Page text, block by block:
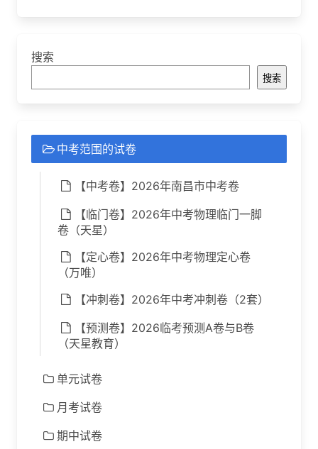
搜索
搜索
中考范围的试卷
【中考卷】2026年南昌市中考卷
【临门卷】2026年中考物理临门一脚
卷（天星）
【定心卷】2026年中考物理定心卷
（万唯）
【冲刺卷】2026年中考冲刺卷（2套）
【预测卷】2026临考预测A卷与B卷
（天星教育）
单元试卷
月考试卷
期中试卷